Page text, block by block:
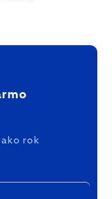
rok